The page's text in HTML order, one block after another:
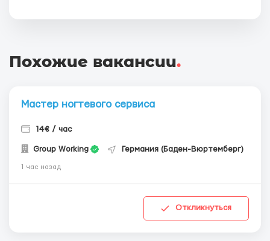
Похожие вакансии.
Мастер ногтевого сервиса
14€ / час
Group Working Германия (Баден-Вюртемберг)
1 час назад
Откликнуться